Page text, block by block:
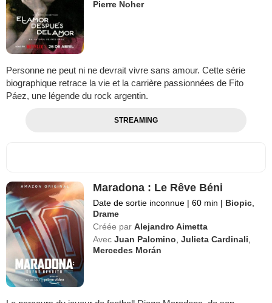
Pierre Noher
Personne ne peut ni ne devrait vivre sans amour. Cette série
biographique retrace la vie et la carrière passionnées de Fito
Páez, une légende du rock argentin.
STREAMING
Maradona : Le Rêve Béni
Date de sortie inconnue | 60 min | Biopic
Drame
Créée par Alejandro Aimetta
Avec Juan Palomino ,Julieta Cardinali
Mercedes Morán